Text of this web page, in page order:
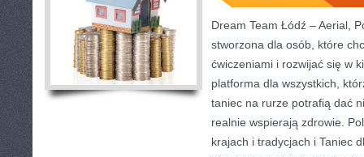
Dream Team Łódź – Aerial,
stworzona dla osób, które
ćwiczeniami i rozwijać się w
platforma dla wszystkich,
taniec na rurze potrafią dać
realnie wspierają zdrowie.
krajach i tradycjach i Taniec